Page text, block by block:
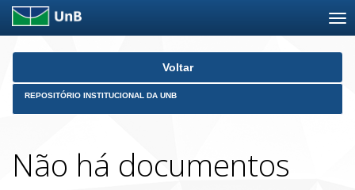
Skip
Voltar
REPOSITÓRIO INSTITUCIONAL DA UNB
Não há documentos